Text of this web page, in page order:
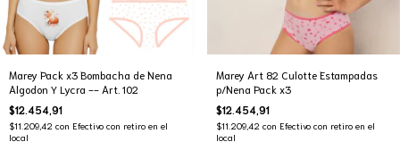
Marey Pack x3 Bombacha de Nena
Algodon Y Lycra -- Art. 102
$12.454,91
$11.209,42 con Efectivo con retiro en el
local
Marey Art 82 Culotte Estampadas
p/Nena Pack x3
$12.454,91
$11.209,42 con Efectivo con retiro en el
local